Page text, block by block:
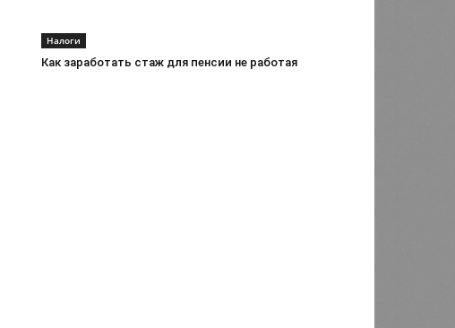
Налоги
Как заработать стаж для пенсии не работая